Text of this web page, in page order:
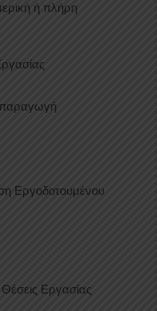
ή πλήρη
παραγωγή
Eργοδοτουμένου
Εργασίας